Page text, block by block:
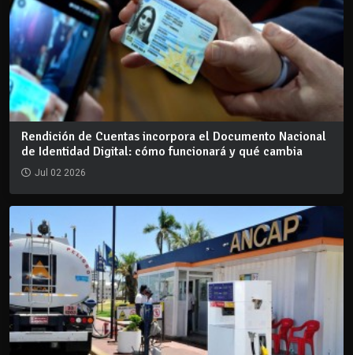
Rendición de Cuentas incorpora el Documento Nacional
de Identidad Digital: cómo funcionará y qué cambia
Jul 02 2026